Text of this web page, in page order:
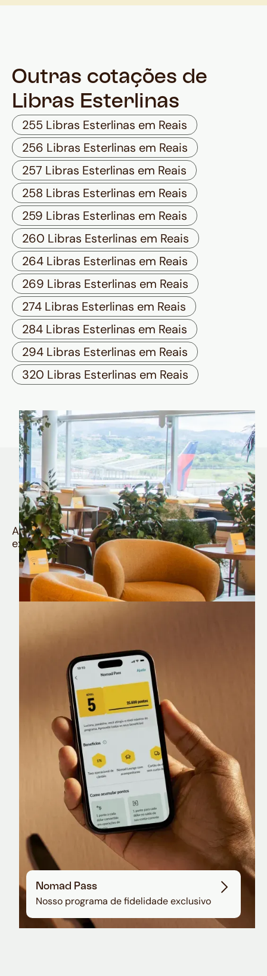
Outras cotações de
Libras Esterlinas
255 Libras Esterlinas em Reais
256 Libras Esterlinas em Reais
257 Libras Esterlinas em Reais
258 Libras Esterlinas em Reais
259 Libras Esterlinas em Reais
260 Libras Esterlinas em Reais
264 Libras Esterlinas em Reais
269 Libras Esterlinas em Reais
274 Libras Esterlinas em Reais
284 Libras Esterlinas em Reais
294 Libras Esterlinas em Reais
320 Libras Esterlinas em Reais
Quem é Nomad tem
muito mais
Aproveite todos os benefícios e vantagens
exclusivas da sua Conta Internacional
Nomad Lounge
Sala VIP no Aeroporto de Guarulhos
Nomad Pass
Nosso programa de fidelidade exclusivo